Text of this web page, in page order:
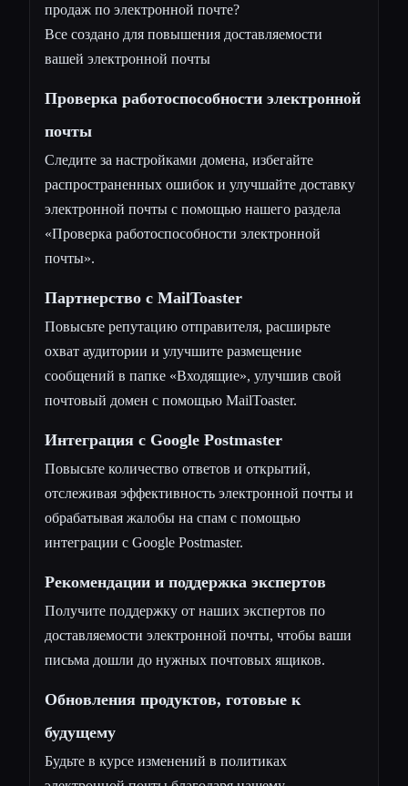
продаж по электронной почте?
Все создано для повышения доставляемости
вашей электронной почты
Проверка работоспособности электронной
почты
Следите за настройками домена, избегайте
распространенных ошибок и улучшайте доставку
электронной почты с помощью нашего раздела
«Проверка работоспособности электронной
почты».
Партнерство с MailToaster
Повысьте репутацию отправителя, расширьте
охват аудитории и улучшите размещение
сообщений в папке «Входящие», улучшив свой
почтовый домен с помощью MailToaster.
Интеграция с Google Postmaster
Повысьте количество ответов и открытий,
отслеживая эффективность электронной почты и
обрабатывая жалобы на спам с помощью
интеграции с Google Postmaster.
Рекомендации и поддержка экспертов
Получите поддержку от наших экспертов по
доставляемости электронной почты, чтобы ваши
письма дошли до нужных почтовых ящиков.
Обновления продуктов, готовые к
будущему
Будьте в курсе изменений в политиках